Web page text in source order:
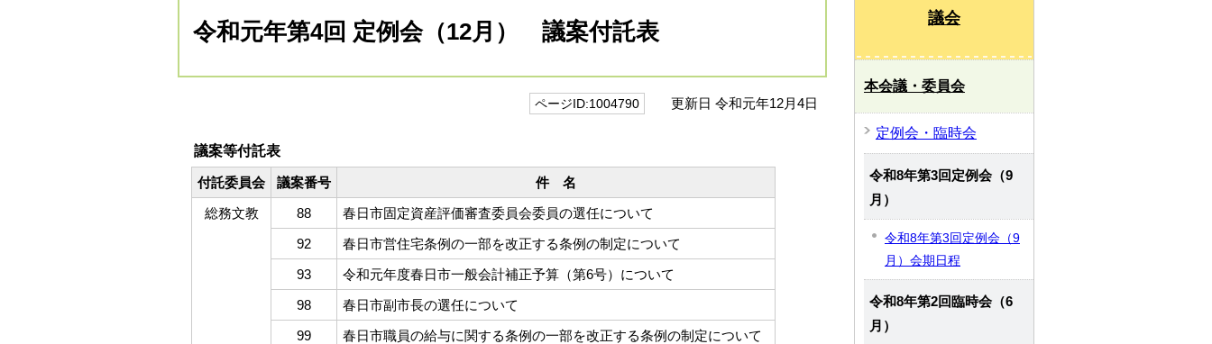
令和元年第4回 定例会（12月） 議案付託表
ページID:1004790 更新日 令和元年12月4日
議案等付託表
付託委員会 議案番号
件 名
総務文教
88
春日市固定資産評価審査委員会委員の選任について
92
春日市営住宅条例の一部を改正する条例の制定について
93
令和元年度春日市一般会計補正予算（第6号）について
98
春日市副市長の選任について
99
春日市職員の給与に関する条例の一部を改正する条例の制定について
議会
本会議・委員会
定例会・臨時会
令和8年第3回定例会（9
月）
令和8年第3回定例会（9
月）会期日程
令和8年第2回臨時会（6
月）